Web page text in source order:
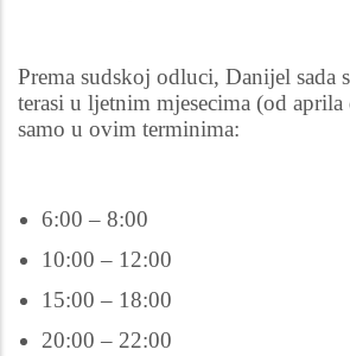
Prema sudskoj odluci, Danijel sada
terasi u ljetnim mjesecima (od
samo u ovim terminima:
6:00 – 8:00
10:00 – 12:00
15:00 – 18:00
20:00 – 22:00